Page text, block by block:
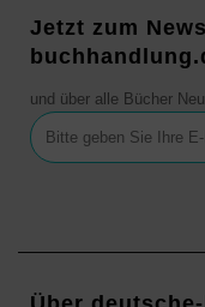
Jetzt zum
und über alle Bücher